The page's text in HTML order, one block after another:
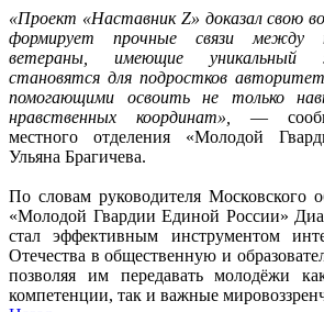
«Проект «Наставник Z» доказал свою
формирует прочные связи между
ветераны, имеющие уникальный
становятся для подростков
помогающими освоить не только
нравственных координат»,
—
местного отделения «Молодой
Ульяна Брагичева.
По словам руководителя Московского
«Молодой Гвардии Единой России»
стал эффективным инструментом
Отечества в общественную и
позволяя им передавать молодёжи
компетенции, так и важные